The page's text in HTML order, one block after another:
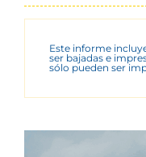
Este informe
ser bajadas e
sólo pueden ser